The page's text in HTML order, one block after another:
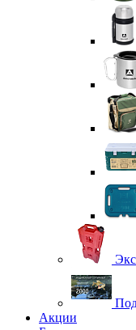
Акции